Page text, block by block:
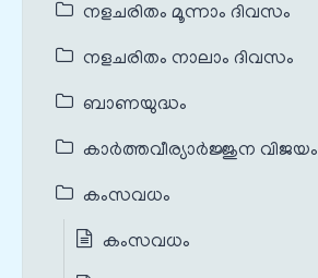
നളചരിതം മൂന്നാം ദിവസം
നളചരിതം നാലാം ദിവസം
ബാണയുദ്ധം
കാർത്തവീര്യാർജ്ജുന വിജയം
കംസവധം
കംസവധം